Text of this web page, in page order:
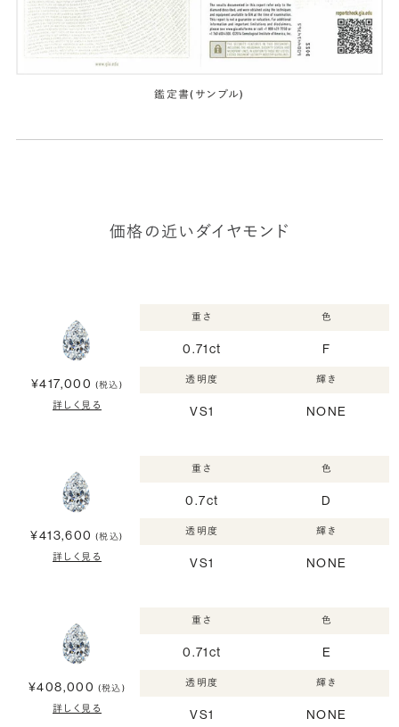
鑑定書(サンプル)
価格の近いダイヤモンド
¥417,000 (税込)
詳しく見る
重さ
0.71ct
色
F
透明度
VS1
輝き
NONE
¥413,600 (税込)
詳しく見る
重さ
0.7ct
色
D
透明度
VS1
輝き
NONE
¥408,000 (税込)
詳しく見る
重さ
0.71ct
色
E
透明度
VS1
輝き
NONE